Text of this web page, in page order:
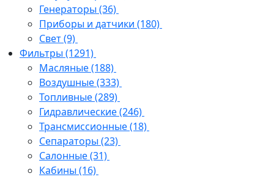
Генераторы (36)
Приборы и датчики (180)
Свет(9)
Фильтры (1291)
Масляные(188)
Воздушные(333)
Топливные(289)
Гидравлические(246)
Трансмиссионные(18)
Сепараторы (23)
Салонные(31)
Кабины (16)